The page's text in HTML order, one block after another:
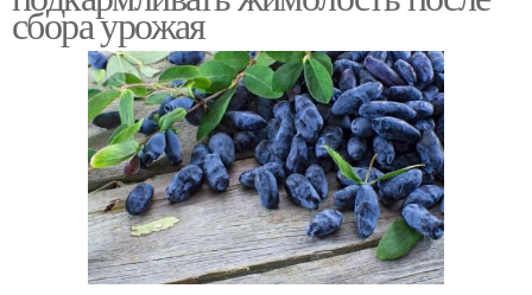
сбора урожая